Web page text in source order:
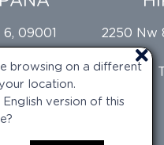
browsing on a different
location.
version of this
09001
2250 Nw